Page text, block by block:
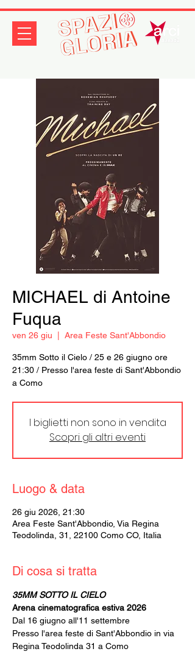
MICHAEL di Antoine
Fuqua
ven 26 giu Area Feste Sant'Abbondio
35mm Sotto il Cielo / 25 e 26 giugno ore
21:30 / Presso l'area feste di Sant'Abbondio
a Como
I biglietti non sono in vendita
Scopri gli altri eventi
Luogo & data
26 giu 2026, 21:30
Area Feste Sant'Abbondio, Via Regina
Teodolinda, 31, 22100 Como CO, Italia
Di cosa si tratta
35MM SOTTO IL CIELO
Arena cinematografica estiva 2026
Dal 16 giugno all'11 settembre
Presso l'area feste di Sant'Abbondio in via
Regina Teodolinda 31 a Como